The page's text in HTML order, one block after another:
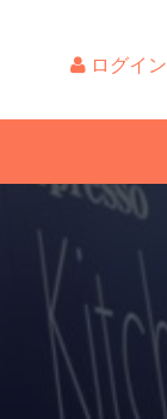
ログイン